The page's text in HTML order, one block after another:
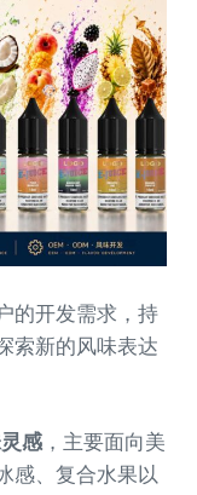
的开发需求，持
索新的风味表达
感 ，主要面向美
感、复合水果以